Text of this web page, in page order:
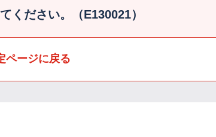
ください。（E130021）
ページに戻る